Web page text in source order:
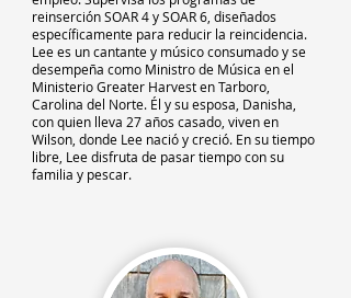
reinserción SOAR 4 y SOAR 6, diseñados
específicamente para reducir la reincidencia.
Lee es un cantante y músico consumado y se
desempeña como Ministro de Música en el
Ministerio Greater Harvest en Tarboro,
Carolina del Norte. Él y su esposa, Danisha,
con quien lleva 27 años casado, viven en
Wilson, donde Lee nació y creció. En su tiempo
libre, Lee disfruta de pasar tiempo con su
familia y pescar.